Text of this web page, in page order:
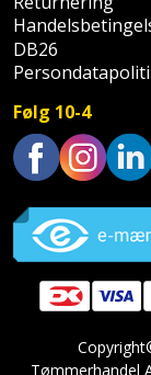
fundablokke
Lofter
Lofttrapper
Murbinder
Murpap
og
murfolie
Kloakrenser
og
hobbykniv
Koben
Kridtsnor
Lærlingesæt
Dykkerpistol
Dyksav
Excentersliber
Fedtsprøjte
Vandpumpe
Vertikalskærer
/
mosfjerner
til
hus
og
have
Garderobe
opbevaring
Gavekort
DB26
Følg 10-4
Tømmerhandel